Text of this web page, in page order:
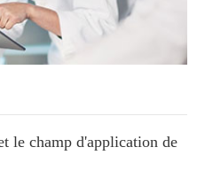
le champ d'application de